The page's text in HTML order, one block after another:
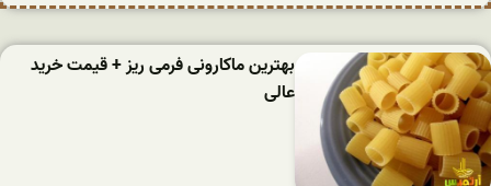
بهترین ماکارونی فرمی ریز + قیمت خرید
عالی